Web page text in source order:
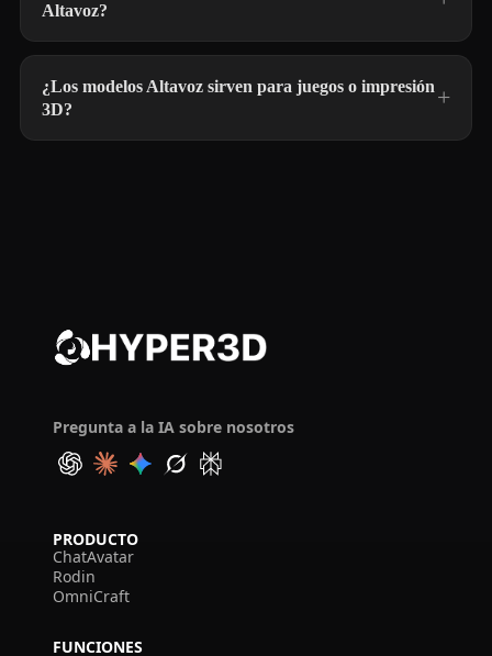
Altavoz?
¿Los modelos Altavoz sirven para juegos o impresión
3D?
Pregunta a la IA sobre nosotros
PRODUCTO
ChatAvatar
Rodin
OmniCraft
FUNCIONES